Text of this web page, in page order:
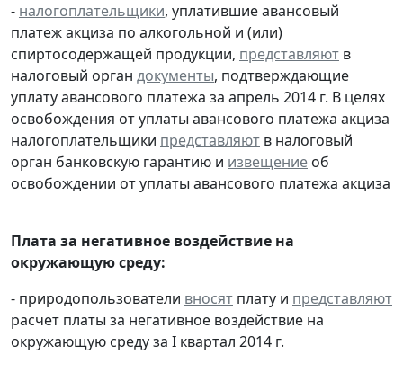
- налогоплательщики, уплатившие авансовый
платеж акциза по алкогольной и (или)
спиртосодержащей продукции, представляют в
налоговый орган документы, подтверждающие
уплату авансового платежа за апрель 2014 г. В целях
освобождения от уплаты авансового платежа акциза
налогоплательщики представляют в налоговый
орган банковскую гарантию и извещение об
освобождении от уплаты авансового платежа акциза
Плата за негативное воздействие на
окружающую среду:
- природопользователи вносят плату и представляют
расчет платы за негативное воздействие на
окружающую среду за I квартал 2014 г.